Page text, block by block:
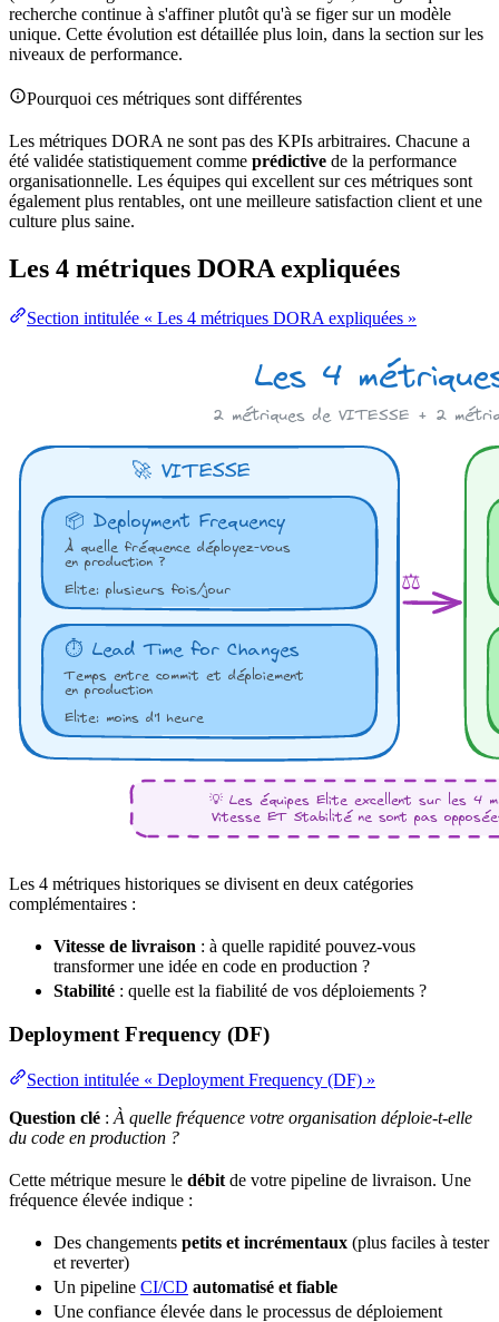
recherche continue à s'affiner plutôt qu'à se figer sur un modèle
unique. Cette évolution est détaillée plus loin, dans la section sur les
niveaux de performance.
Pourquoi ces métriques sont différentes
Les métriques DORA ne sont pas des KPIs arbitraires. Chacune a
été validée statistiquement comme prédictive de la performance
organisationnelle. Les équipes qui excellent sur ces métriques sont
également plus rentables, ont une meilleure satisfaction client et une
culture plus saine.
Les 4 métriques DORA expliquées
Section intitulée « Les 4 métriques DORA expliquées »
Les 4 métriques historiques se divisent en deux catégories
complémentaires :
Vitesse de livraison : à quelle rapidité pouvez-vous
transformer une idée en code en production ?
Stabilité : quelle est la fiabilité de vos déploiements ?
Deployment Frequency (DF)
Section intitulée « Deployment Frequency (DF) »
Question clé : À quelle fréquence votre organisation déploie-t-elle
du code en production ?
Cette métrique mesure le débit de votre pipeline de livraison. Une
fréquence élevée indique :
Des changements petits et incrémentaux (plus faciles à tester
et reverter)
Un pipeline CI/CD automatisé et fiable
Une confiance élevée dans le processus de déploiement